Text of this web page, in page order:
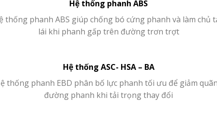
Hệ thống phanh ABS
thống phanh ABS giúp chống bó cứng phanh và làm chủ
lái khi phanh gấp trên đường trơn trợt
Hệ thống ASC- HSA – BA
thống phanh EBD phân bố lực phanh tối ưu để giảm
đường phanh khi tải trọng thay đổi